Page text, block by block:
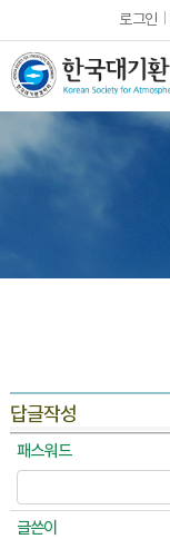
로그인
답글작성
패스워드
글쓴이